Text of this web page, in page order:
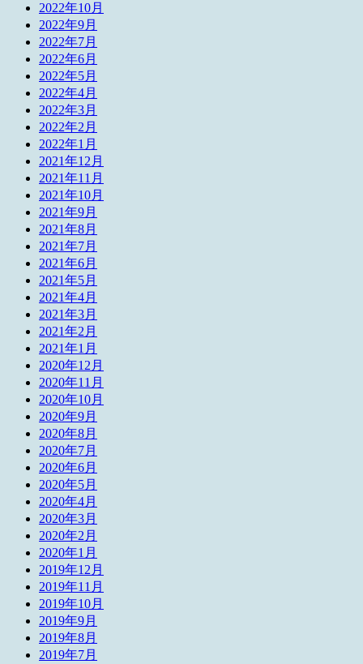
2022年10月
2022年9月
2022年7月
2022年6月
2022年5月
2022年4月
2022年3月
2022年2月
2022年1月
2021年12月
2021年11月
2021年10月
2021年9月
2021年8月
2021年7月
2021年6月
2021年5月
2021年4月
2021年3月
2021年2月
2021年1月
2020年12月
2020年11月
2020年10月
2020年9月
2020年8月
2020年7月
2020年6月
2020年5月
2020年4月
2020年3月
2020年2月
2020年1月
2019年12月
2019年11月
2019年10月
2019年9月
2019年8月
2019年7月